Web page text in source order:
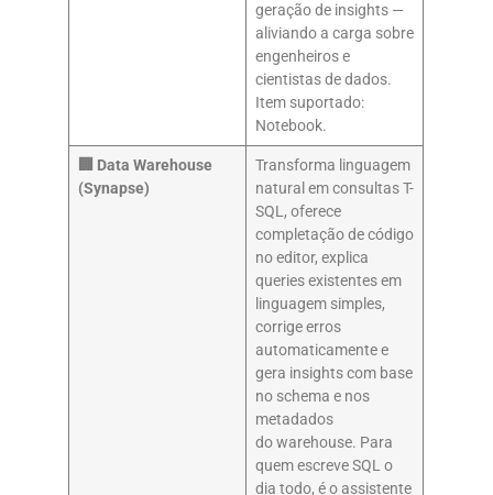
geração de insights —
aliviando a carga sobre
engenheiros e
cientistas de dados.
Item suportado:
Notebook.
🏢 Data Warehouse
(Synapse)
Transforma linguagem
natural em consultas T-
SQL, oferece
completação de código
no editor, explica
queries existentes em
linguagem simples,
corrige erros
automaticamente e
gera insights com base
no schema e nos
metadados
do warehouse. Para
quem escreve SQL o
dia todo, é o assistente